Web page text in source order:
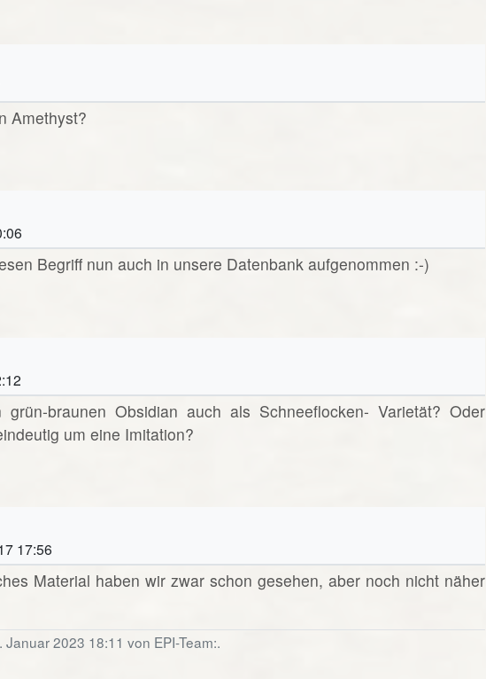
Amethyst?
Begriff nun auch in unsere Datenbank aufgenommen :-)
braunen Obsidian auch als Schneeflocken- Varietät? Oder
um eine Imitation?
17:56
Material haben wir zwar schon gesehen, aber noch nicht näher
Januar 2023 18:11 von EPI-Team:.